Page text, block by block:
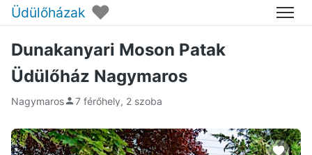
Üdülőházak ♥ Menü
Dunakanyari Moson Patak
Üdülőház Nagymaros
Nagymaros 7 férőhely, 2 szoba